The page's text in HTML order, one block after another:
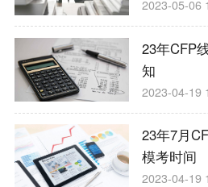
2023-05-06
23年CFP
知
2023-04-19
23年7月
模考时间
2023-04-19